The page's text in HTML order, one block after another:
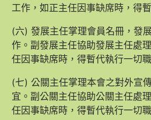
工作，如正主任因事缺席時，得
(六) 發展主任掌理會員名冊，發
作。副發展主任協助發展主任處
任因事缺席時，得暫代執行一切
(七) 公關主任掌理本會之對外宣
宜。副公關主任協助公關主任處
任因事缺席時，得暫代執行一切